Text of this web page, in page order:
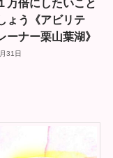
万倍にしたいこと
ょう《アビリテ
ーナー栗山葉湖》
31日